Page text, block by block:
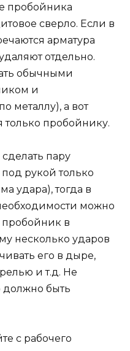
пробойника
сверло. Если в
арматура
отдельно.
обычными
и
металлу), а вот
пробойнику.
пару
рукой только
удара), тогда в
можно
пробойник в
несколько ударов
его в дыре,
и т.д. Не
должно быть
с рабочего